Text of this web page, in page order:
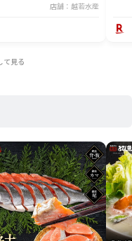
店舗：越若水産
て見る